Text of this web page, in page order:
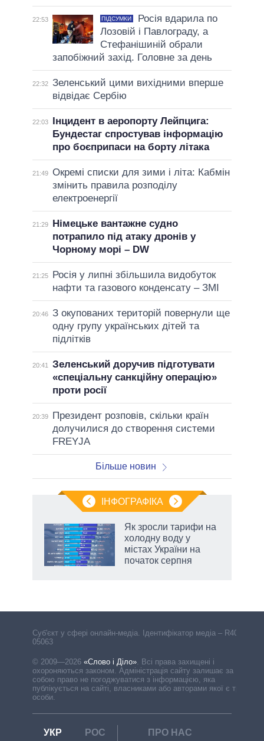
22:53 ПІДСУМКИ
Росія вдарила по
Лозовій і Павлограду, а
Стефанішиній обрали
запобіжний захід. Головне за день
22:32 Зеленський цими вихідними вперше
відвідає Сербію
22:03
Інцидент в аеропорту Лейпцига:
Бундестаг спростував інформацію
про боєприпаси на борту літака
21:49 Окремі списки для зими і літа: Кабмін
змінить правила розподілу
електроенергії
21:29
Німецьке вантажне судно
потрапило під атаку дронів у
Чорному морі – DW
21:25
Росія у липні збільшила видобуток
нафти та газового конденсату – ЗМІ
20:46 З окупованих територій повернули ще
одну групу українських дітей та
підлітків
20:41 Зеленський доручив підготувати
«спеціальну санкційну операцію»
проти росії
20:39
Президент розповів, скільки країн
долучилися до створення системи
FREYJA
Більше новин
ІНФОГРАФІКА
Як зросли тарифи на
холодну воду у
містах України на
початок серпня
Cуб'єкт у сфері онлайн-медіа. Ідентифікатор медіа – R40-
05063
© 2009—2026 «Слово і Діло». Всі права захищені і
охороняються законом. Адміністрація сайту залишає за
собою право не погоджуватися з інформацією, яка
публікується на сайті, власниками або авторами якої є треті
особи.
УКР РОС
ПРО НАС